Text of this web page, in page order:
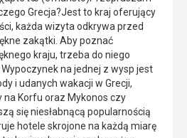
Grecja?Jest to kraj oferujący
każda wizyta odkrywa przed
zakątki. Aby poznać
kraju, trzeba do niego
na jednej z wysp jest
i udanych wakacji w Grecji,
Korfu oraz Mykonos czy
się niesłabnącą popularnością
hotele skrojone na każdą miarę